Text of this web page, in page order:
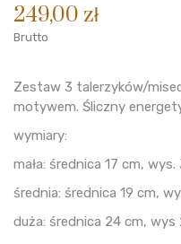
249,00 zł
Brutto
Zestaw 3 talerzyków/
motywem. Śliczny
wymiary:
mała: średnica 17 cm, wys.
średnia: średnica 19 cm,
duża: średnica 24 cm, wys